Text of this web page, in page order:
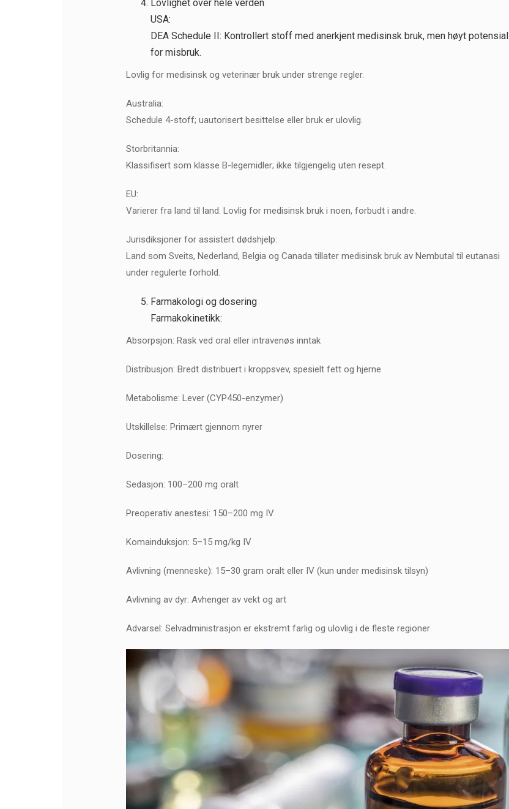
Lovlighet over hele verden
USA:
DEA Schedule II: Kontrollert stoff med anerkjent medisinsk bruk, men høyt potensial
for misbruk.
Lovlig for medisinsk og veterinær bruk under strenge regler.
Australia:
Schedule 4-stoff; uautorisert besittelse eller bruk er ulovlig.
Storbritannia:
Klassifisert som klasse B-legemidler; ikke tilgjengelig uten resept.
EU:
Varierer fra land til land. Lovlig for medisinsk bruk i noen, forbudt i andre.
Jurisdiksjoner for assistert dødshjelp:
Land som Sveits, Nederland, Belgia og Canada tillater medisinsk bruk av Nembutal til eutanasi
under regulerte forhold.
Farmakologi og dosering
Farmakokinetikk:
Absorpsjon: Rask ved oral eller intravenøs inntak
Distribusjon: Bredt distribuert i kroppsvev, spesielt fett og hjerne
Metabolisme: Lever (CYP450-enzymer)
Utskillelse: Primært gjennom nyrer
Dosering:
Sedasjon: 100–200 mg oralt
Preoperativ anestesi: 150–200 mg IV
Komainduksjon: 5–15 mg/kg IV
Avlivning (menneske): 15–30 gram oralt eller IV (kun under medisinsk tilsyn)
Avlivning av dyr: Avhenger av vekt og art
Advarsel: Selvadministrasjon er ekstremt farlig og ulovlig i de fleste regioner